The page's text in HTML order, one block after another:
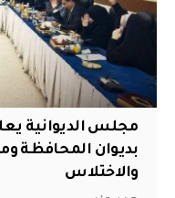
مجلس الديوانية
بديوان المحافظة
والاختلاس